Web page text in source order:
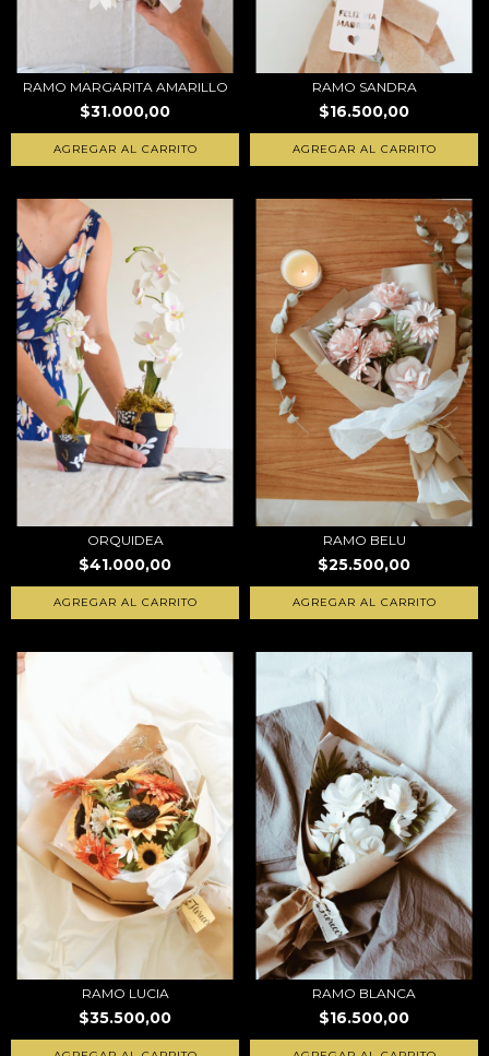
RAMO MARGARITA AMARILLO
$31.000,00
AGREGAR AL CARRITO
RAMO SANDRA
$16.500,00
ORQUIDEA
$41.000,00
AGREGAR AL CARRITO
RAMO BELU
$25.500,00
RAMO LUCIA
$35.500,00
RAMO BLANCA
$16.500,00